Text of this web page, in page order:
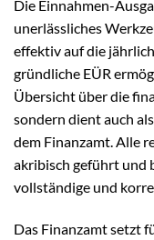
Die Einnahmen-
unerlässliches
effektiv auf die
gründliche EÜR
Übersicht über die
sondern dient auch
dem Finanzamt. Alle
akribisch geführt und
vollständige und
Das Finanzamt setzt